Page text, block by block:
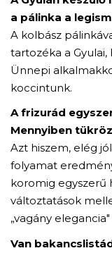
a pálinka a
A kolbász
tartozéka a Gyulai,
Ünnepi
koccintunk.
A frizurád
Mennyiben
Azt hiszem, elég
folyamat
koromig egyszerű
változtatások
„vagány
Van